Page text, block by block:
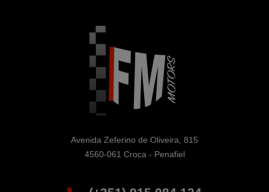
Avenida Zeferino de Oliveira, 815
4560-061 Croca - Penafiel